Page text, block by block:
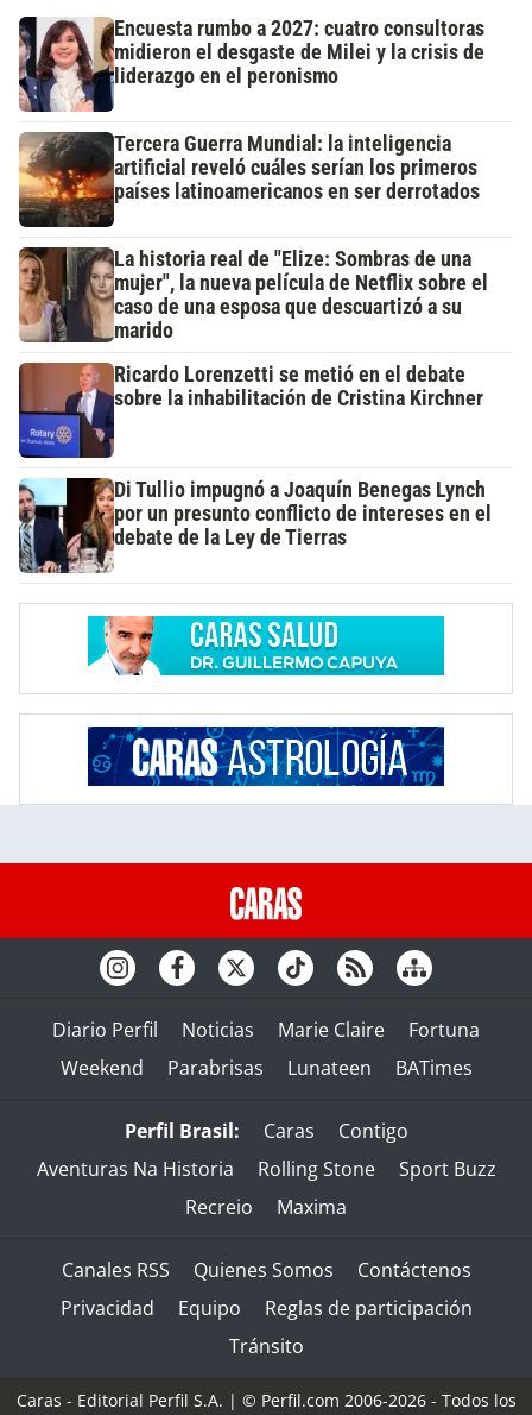
Encuesta rumbo a 2027: cuatro consultoras
midieron el desgaste de Milei y la crisis de
liderazgo en el peronismo
Tercera Guerra Mundial: la inteligencia
artificial reveló cuáles serían los primeros
países latinoamericanos en ser derrotados
La historia real de "Elize: Sombras de una
mujer", la nueva película de Netflix sobre el
caso de una esposa que descuartizó a su
marido
Ricardo Lorenzetti se metió en el debate
sobre la inhabilitación de Cristina Kirchner
Di Tullio impugnó a Joaquín Benegas Lynch
por un presunto conflicto de intereses en el
debate de la Ley de Tierras
Diario Perfil Noticias Marie Claire
Fortuna
Weekend
Parabrisas Lunateen BATimes
Perfil Brasil: Caras
Contigo
Aventuras Na Historia
Rolling Stone
Sport Buzz
Recreio
Maxima
Canales RSS Quienes Somos
Contáctenos
Privacidad
Equipo
Reglas de participación
Tránsito
Caras - Editorial Perfil S.A. | © Perfil.com 2006-2026 - Todos los